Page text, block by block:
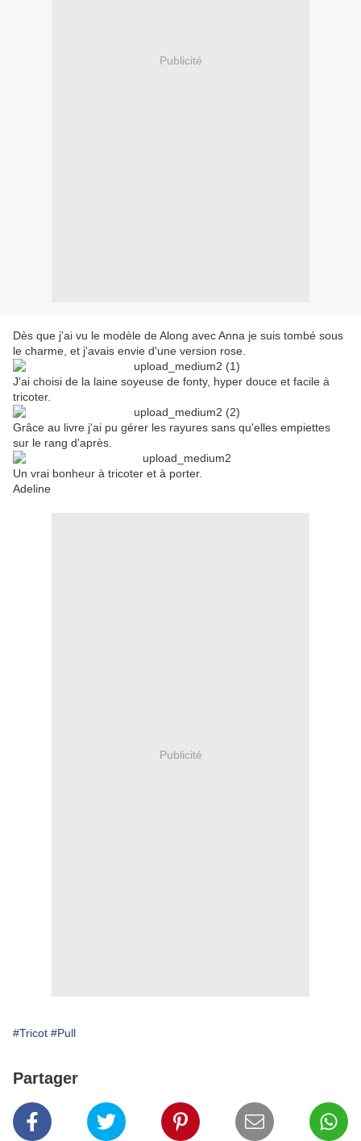
Publicité
Dès que j'ai vu le modèle de Along avec Anna je suis tombé sous
le charme, et j'avais envie d'une version rose.
J'ai choisi de la laine soyeuse de fonty, hyper douce et facile à
tricoter.
Grâce au livre j'ai pu gérer les rayures sans qu'elles empiettes
sur le rang d'après.
Un vrai bonheur à tricoter et à porter.
Adeline
Publicité
#Tricot #Pull
Partager